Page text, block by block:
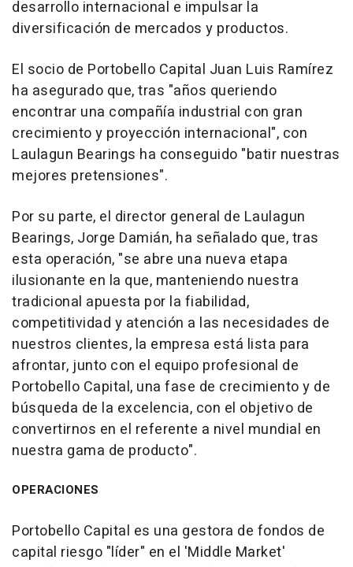
desarrollo internacional e impulsar la
diversificación de mercados y productos.
El socio de Portobello Capital Juan Luis Ramírez
ha asegurado que, tras "años queriendo
encontrar una compañía industrial con gran
crecimiento y proyección internacional", con
Laulagun Bearings ha conseguido "batir nuestras
mejores pretensiones".
Por su parte, el director general de Laulagun
Bearings, Jorge Damián, ha señalado que, tras
esta operación, "se abre una nueva etapa
ilusionante en la que, manteniendo nuestra
tradicional apuesta por la fiabilidad,
competitividad y atención a las necesidades de
nuestros clientes, la empresa está lista para
afrontar, junto con el equipo profesional de
Portobello Capital, una fase de crecimiento y de
búsqueda de la excelencia, con el objetivo de
convertirnos en el referente a nivel mundial en
nuestra gama de producto".
OPERACIONES
Portobello Capital es una gestora de fondos de
capital riesgo "líder" en el 'Middle Market'